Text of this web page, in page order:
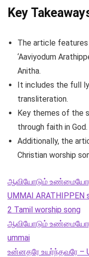
Key
The article features
‘Aaviyodum
Anitha.
It includes the full
transliteration.
Key themes of the
through faith in God.
Additionally, the
Christian worship
ஆவியோடும்
UMMAI ARATHIPPEN
2 Tamil worship song
ஆவியோடும்
ummai
உன்னதரே உயர்ந்தவரே –